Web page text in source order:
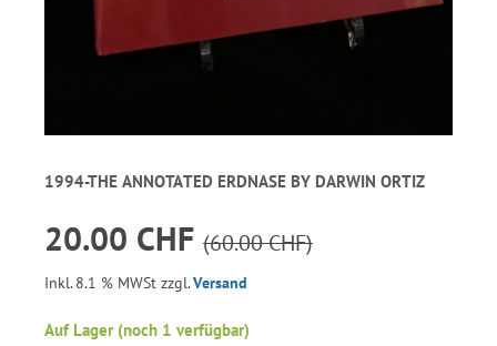
1994-THE ANNOTATED ERDNASE BY DARWIN ORTIZ
20.00 CHF (60.00 CHF)
Inkl. 8.1 % MWSt zzgl.Versand
Auf Lager (noch 1 verfügbar)